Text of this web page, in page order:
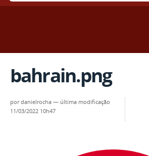
bahrain.png
pordanielrocha — última modificação
11/03/2022 10h47